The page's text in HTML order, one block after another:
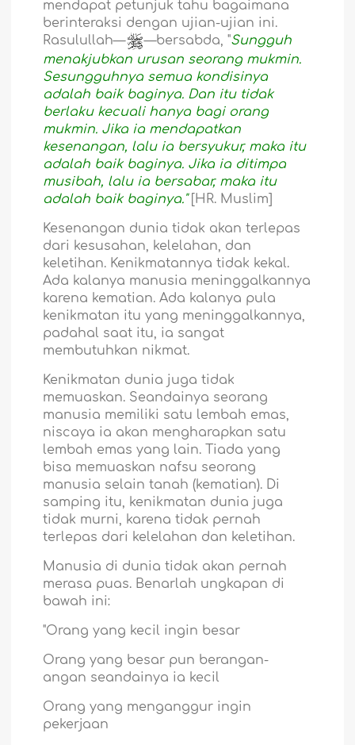
mendapat petunjuk tahu bagaimana
berinteraksi dengan ujian-ujian ini.
Rasulullah—
—bersabda, "Sungguh
menakjubkan urusan seorang mukmin.
Sesungguhnya semua kondisinya
adalah baik baginya. Dan itu tidak
berlaku kecuali hanya bagi orang
mukmin. Jika ia mendapatkan
kesenangan, lalu ia bersyukur, maka itu
adalah baik baginya. Jika ia ditimpa
musibah, lalu ia bersabar, maka itu
adalah baik baginya." [HR. Muslim]
Kesenangan dunia tidak akan terlepas
dari kesusahan, kelelahan, dan
keletihan. Kenikmatannya tidak kekal.
Ada kalanya manusia meninggalkannya
karena kematian. Ada kalanya pula
kenikmatan itu yang meninggalkannya,
padahal saat itu, ia sangat
membutuhkan nikmat.
Kenikmatan dunia juga tidak
memuaskan. Seandainya seorang
manusia memiliki satu lembah emas,
niscaya ia akan mengharapkan satu
lembah emas yang lain. Tiada yang
bisa memuaskan nafsu seorang
manusia selain tanah (kematian). Di
samping itu, kenikmatan dunia juga
tidak murni, karena tidak pernah
terlepas dari kelelahan dan keletihan.
Manusia di dunia tidak akan pernah
merasa puas. Benarlah ungkapan di
bawah ini:
"Orang yang kecil ingin besar
Orang yang besar pun berangan-
angan seandainya ia kecil
Orang yang menganggur ingin
pekerjaan